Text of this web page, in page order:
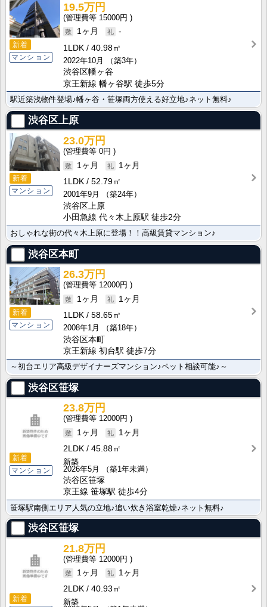
新着
マンション
19.5万円
15000円
1ヶ月
-
1LDK
40.98㎡
2022年10月
（築3年）
渋谷区幡ヶ谷
京王新線 幡ヶ谷駅 徒歩5分
駅近築浅物件登場♪幡ヶ谷・笹塚両方使える好立地♪ネット無料♪
渋谷区上原
新着
マンション
23.0万円
0円
1ヶ月
1ヶ月
1LDK
52.79㎡
2001年9月
（築24年）
渋谷区上原
小田急線 代々木上原駅 徒歩2分
おしゃれな街の代々木上原に登場！！高級賃貸マンション♪
渋谷区本町
新着
マンション
26.3万円
12000円
1ヶ月
1ヶ月
1LDK
58.65㎡
2008年1月
（築18年）
渋谷区本町
京王新線 初台駅 徒歩7分
～初台エリア高級デザイナーズマンション♪ペット相談可能♪～
渋谷区笹塚
新着
マンション
23.8万円
12000円
1ヶ月
1ヶ月
2LDK
45.88㎡
新築
2026年5月
（築1年未満）
渋谷区笹塚
京王線 笹塚駅 徒歩4分
笹塚駅南側エリア人気の立地♪追い炊き浴室乾燥♪ネット無料♪
渋谷区笹塚
新着
21.8万円
12000円
1ヶ月
1ヶ月
2LDK
40.93㎡
新築